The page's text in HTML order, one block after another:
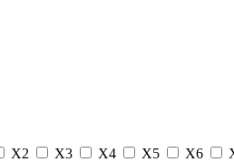
X2 X3 X4 X5 X6